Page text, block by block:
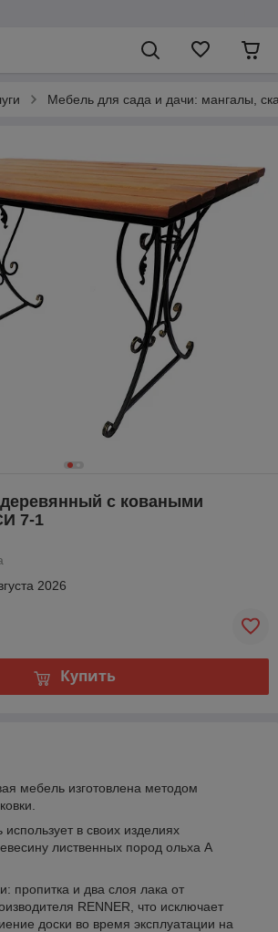
Мебель для сада и дачи: мангалы,
с коваными
7-1
2026
Купить
мебель изготовлена методом
использует в своих изделиях
лиственных пород ольха А
пропитка и два слоя лака от
RENNER, что исключает
доски во время эксплуатации на